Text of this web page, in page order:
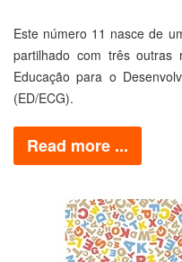
Este número 11 nasce de
partilhado com três outras
Educação para o
(ED/ECG).
Read more ...